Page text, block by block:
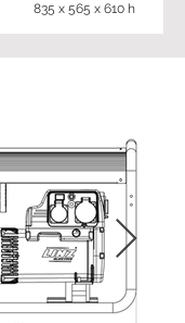
835 x 565 x 610 h